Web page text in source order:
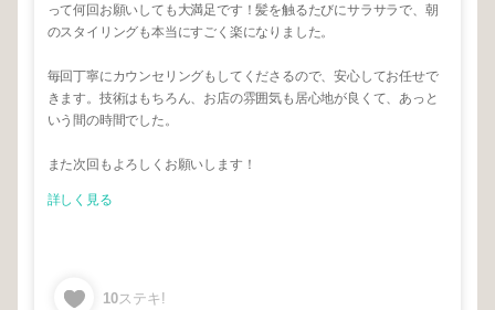
って何回お願いしても大満足です！髪を触るたびにサラサラで、朝
のスタイリングも本当にすごく楽になりました。
毎回丁寧にカウンセリングもしてくださるので、安心してお任せで
きます。技術はもちろん、お店の雰囲気も居心地が良くて、あっと
いう間の時間でした。
また次回もよろしくお願いします！
詳しく見る
10ステキ!